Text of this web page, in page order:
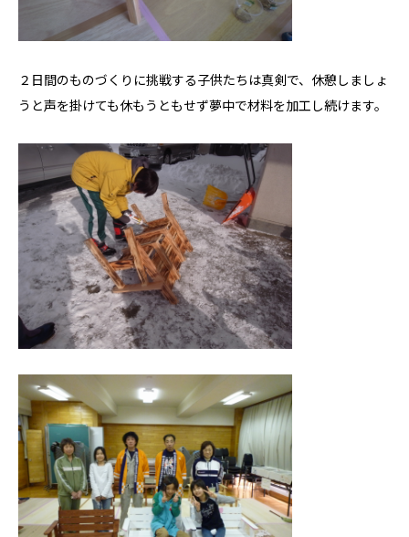
自慢の大工
会社概要
家づくりについて
自然素材の家
職人の技
省エネと性能
安心・保証
家づくりの流れ
施工事例
コラム
モデルハウス
Hokushin model
koselig コーシェリ
見学予約
２日間のものづくりに挑戦する子供たちは真剣で、休憩しましょ
うと声を掛けても休もうともせず夢中で材料を加工し続けます。